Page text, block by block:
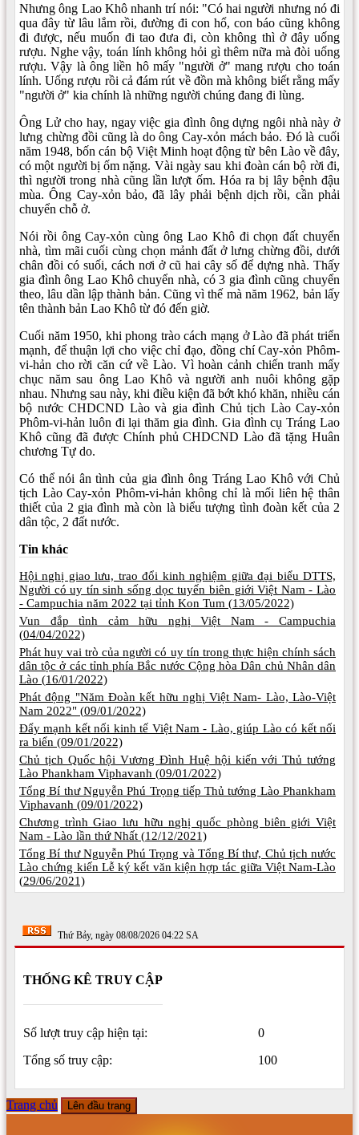
Nhưng ông Lao Khô nhanh trí nói: "Có hai người nhưng nó đi
qua đây từ lâu lắm rồi, đường đi con hổ, con báo cũng không
đi được, nếu muốn đi tao đưa đi, còn không thì ở đây uống
rượu. Nghe vậy, toán lính không hỏi gì thêm nữa mà đòi uống
rượu. Vậy là ông liền hô mấy "người ở" mang rượu cho toán
lính. Uống rượu rồi cả đám rút về đồn mà không biết rằng mấy
"người ở" kia chính là những người chúng đang đi lùng.
Ông Lử cho hay, ngay việc gia đình ông dựng ngôi nhà này ở
lưng chừng đồi cũng là do ông Cay-xỏn mách bảo. Đó là cuối
năm 1948, bốn cán bộ Việt Minh hoạt động từ bên Lào về đây,
có một người bị ốm nặng. Vài ngày sau khi đoàn cán bộ rời đi,
thì người trong nhà cũng lần lượt ốm. Hóa ra bị lây bệnh đậu
mùa. Ông Cay-xỏn bảo, đã lây phải bệnh dịch rồi, cần phải
chuyển chỗ ở.
Nói rồi ông Cay-xỏn cùng ông Lao Khô đi chọn đất chuyển
nhà, tìm mãi cuối cùng chọn mảnh đất ở lưng chừng đồi, dưới
chân đồi có suối, cách nơi ở cũ hai cây số để dựng nhà. Thấy
gia đình ông Lao Khô chuyển nhà, có 3 gia đình cũng chuyển
theo, lâu dần lập thành bản. Cũng vì thế mà năm 1962, bản lấy
tên thành bản Lao Khô từ đó đến giờ.
Cuối năm 1950, khi phong trào cách mạng ở Lào đã phát triển
mạnh, để thuận lợi cho việc chỉ đạo, đồng chí Cay-xỏn Phôm-
vi-hản cho rời căn cứ về Lào. Vì hoàn cảnh chiến tranh mấy
chục năm sau ông Lao Khô và người anh nuôi không gặp
nhau. Nhưng sau này, khi điều kiện đã bớt khó khăn, nhiều cán
bộ nước CHDCND Lào và gia đình Chủ tịch Lào Cay-xỏn
Phôm-vi-hản luôn đi lại thăm gia đình. Gia đình cụ Tráng Lao
Khô cũng đã được Chính phủ CHDCND Lào đã tặng Huân
chương Tự do.
Có thể nói ân tình của gia đình ông Tráng Lao Khô với Chủ
tịch Lào Cay-xỏn Phôm-vi-hản không chỉ là mối liên hệ thân
thiết của 2 gia đình mà còn là biểu tượng tình đoàn kết của 2
dân tộc, 2 đất nước.
Tin khác
Hội nghị giao lưu, trao đổi kinh nghiệm giữa đại biểu DTTS,
Người có uy tín sinh sống dọc tuyến biên giới Việt Nam - Lào
- Campuchia năm 2022 tại tỉnh Kon Tum (13/05/2022)
Vun đắp tình cảm hữu nghị Việt Nam - Campuchia
(04/04/2022)
Phát huy vai trò của người có uy tín trong thực hiện chính sách
dân tộc ở các tỉnh phía Bắc nước Cộng hòa Dân chủ Nhân dân
Lào (16/01/2022)
Phát động "Năm Đoàn kết hữu nghị Việt Nam- Lào, Lào-Việt
Nam 2022" (09/01/2022)
Đẩy mạnh kết nối kinh tế Việt Nam - Lào, giúp Lào có kết nối
ra biển (09/01/2022)
Chủ tịch Quốc hội Vương Đình Huệ hội kiến với Thủ tướng
Lào Phankham Viphavanh (09/01/2022)
Tổng Bí thư Nguyễn Phú Trọng tiếp Thủ tướng Lào Phankham
Viphavanh (09/01/2022)
Chương trình Giao lưu hữu nghị quốc phòng biên giới Việt
Nam - Lào lần thứ Nhất (12/12/2021)
Tổng Bí thư Nguyễn Phú Trọng và Tổng Bí thư, Chủ tịch nước
Lào chứng kiến Lễ ký kết văn kiện hợp tác giữa Việt Nam-Lào
(29/06/2021)
Thứ Bảy, ngày 08/08/2026 04:22 SA
THỐNG KÊ TRUY CẬP
Số lượt truy cập hiện tại:
0
Tổng số truy cập:
100
Trang chủ Lên đầu trang